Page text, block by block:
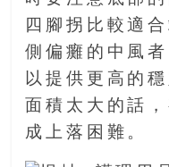
四腳拐比較適
側偏癱的中風
以提供更高的
面積太大的話
成上落困難。